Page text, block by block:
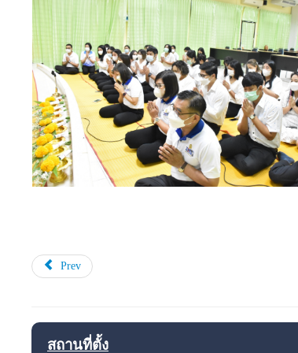
Prev
สถานที่ตั้ง